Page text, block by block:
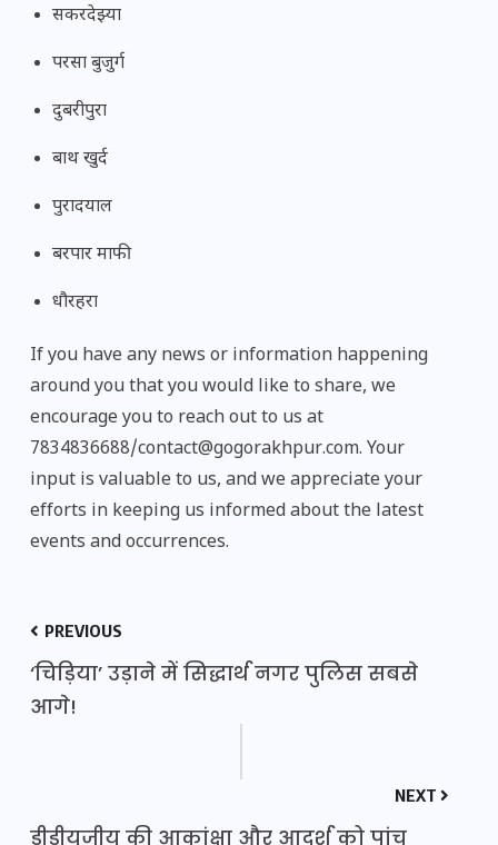
सकरदेझ्या
परसा बुजुर्ग
दुबरीपुरा
बाथ खुर्द
पुरादयाल
बरपार माफी
धौरहरा
If you have any news or information happening
around you that you would like to share, we
encourage you to reach out to us at
7834836688/contact@gogorakhpur.com. Your
input is valuable to us, and we appreciate your
efforts in keeping us informed about the latest
events and occurrences.
PREVIOUS
‘चिड़िया’ उड़ाने में सिद्धार्थ नगर पुलिस सबसे
आगे!
NEXT
डीडीयूजीयू की आकांक्षा और आदर्श को पांच